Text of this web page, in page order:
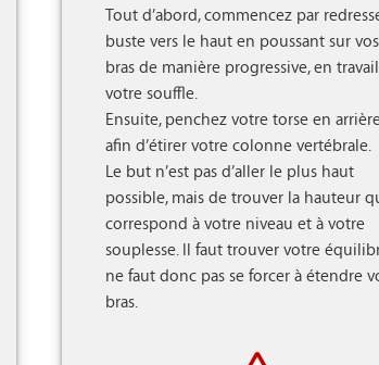
Tout d’abord, commencez par
buste vers le haut en poussant sur vos
bras de manière progressive, en
votre souffle.
Ensuite, penchez votre torse en
afin d’étirer votre colonne vertébrale.
Le but n’est pas d’aller le plus haut
possible, mais de trouver la hauteur
correspond à votre niveau et à votre
souplesse. Il faut trouver votre
ne faut donc pas se forcer à étendre
bras.